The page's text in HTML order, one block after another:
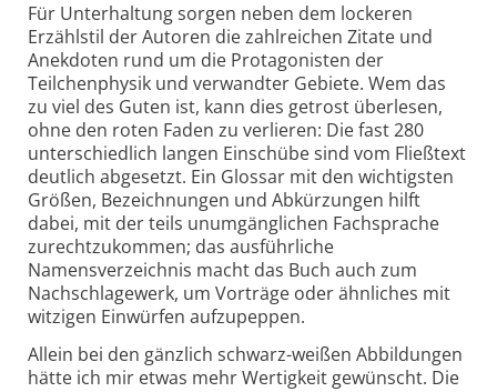
Für Unterhaltung sorgen neben dem lockeren
Erzählstil der Autoren die zahlreichen Zitate und
Anekdoten rund um die Protagonisten der
Teilchenphysik und verwandter Gebiete. Wem das
zu viel des Guten ist, kann dies getrost überlesen,
ohne den roten Faden zu verlieren: Die fast 280
unterschiedlich langen Einschübe sind vom Fließtext
deutlich abgesetzt. Ein Glossar mit den wichtigsten
Größen, Bezeichnungen und Abkürzungen hilft
dabei, mit der teils unumgänglichen Fachsprache
zurechtzukommen; das ausführliche
Namensverzeichnis macht das Buch auch zum
Nachschlage­werk, um Vorträge oder ähnliches mit
witzigen Einwürfen aufzupeppen.
Allein bei den gänzlich schwarz-weißen Abbildungen
hätte ich mir etwas mehr Wertigkeit gewünscht. Die